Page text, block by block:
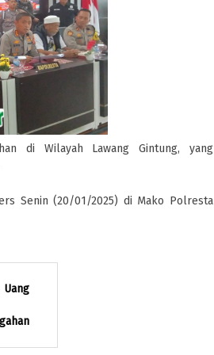
di Wilayah Lawang Gintung, yang
Senin (20/01/2025) di Mako Polresta